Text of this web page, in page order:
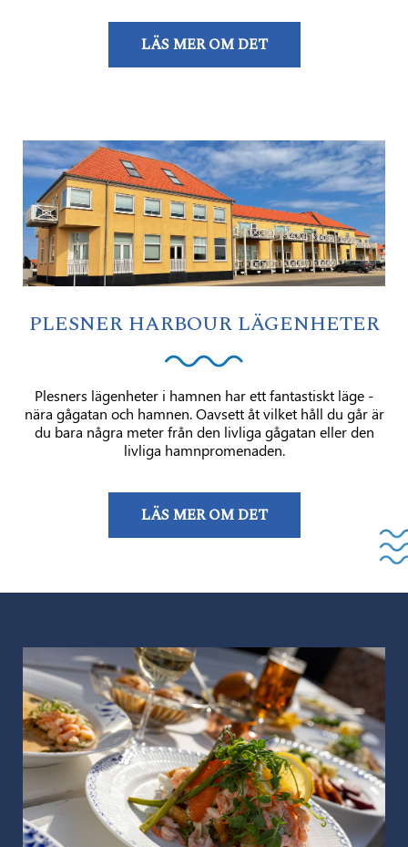
LÄS MER OM DET
PLESNER HARBOUR LÄGENHETER
Plesners lägenheter i hamnen har ett fantastiskt läge -
nära gågatan och hamnen. Oavsett åt vilket håll du går är
du bara några meter från den livliga gågatan eller den
livliga hamnpromenaden.
LÄS MER OM DET